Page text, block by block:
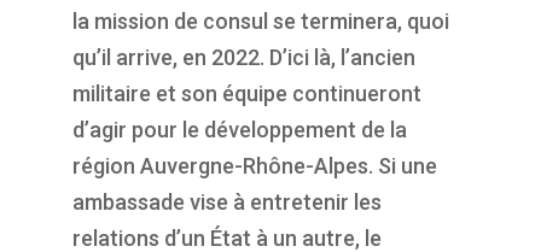
la mission de consul se terminera, quoi
qu’il arrive, en 2022. D’ici là, l’ancien
militaire et son équipe continueront
d’agir pour le développement de la
région Auvergne-Rhône-Alpes. Si une
ambassade vise à entretenir les
relations d’un État à un autre, le